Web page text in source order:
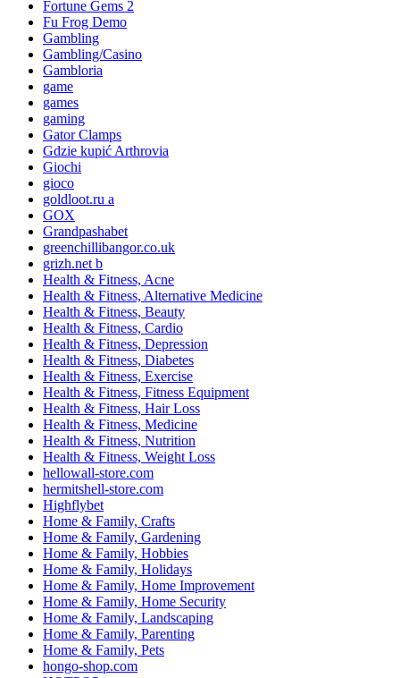
Fortune Gems 2
Fu Frog Demo
Gambling
Gambling/Casino
Gambloria
game
games
gaming
Gator Clamps
Gdzie kupić Arthrovia
Giochi
gioco
goldloot.ru a
GOX
Grandpashabet
greenchillibangor.co.uk
grizh.net b
Health & Fitness, Acne
Health & Fitness, Alternative Medicine
Health & Fitness, Beauty
Health & Fitness, Cardio
Health & Fitness, Depression
Health & Fitness, Diabetes
Health & Fitness, Exercise
Health & Fitness, Fitness Equipment
Health & Fitness, Hair Loss
Health & Fitness, Medicine
Health & Fitness, Nutrition
Health & Fitness, Weight Loss
hellowall-store.com
hermitshell-store.com
Highflybet
Home & Family, Crafts
Home & Family, Gardening
Home & Family, Hobbies
Home & Family, Holidays
Home & Family, Home Improvement
Home & Family, Home Security
Home & Family, Landscaping
Home & Family, Parenting
Home & Family, Pets
hongo-shop.com